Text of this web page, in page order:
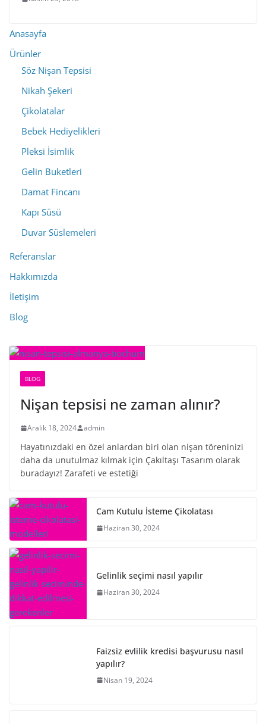
Anasayfa
Ürünler
Söz Nişan Tepsisi
Nikah Şekeri
Çikolatalar
Bebek Hediyelikleri
Pleksi İsimlik
Gelin Buketleri
Damat Fincanı
Kapı Süsü
Duvar Süslemeleri
Referanslar
Hakkımızda
İletişim
Blog
BLOG
Nişan tepsisi ne zaman alınır?
Aralık 18, 2024 admin
Hayatınızdaki en özel anlardan biri olan nişan töreninizi
daha da unutulmaz kılmak için Çakıltaşı Tasarım olarak
buradayız! Zarafeti ve estetiği
Cam Kutulu İsteme Çikolatası
Haziran 30, 2024
Gelinlik seçimi nasıl yapılır
Haziran 30, 2024
Faizsiz evlilik kredisi başvurusu nasıl
yapılır?
Nisan 19, 2024